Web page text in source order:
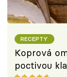
RECEPTY
Koprová
poctivou